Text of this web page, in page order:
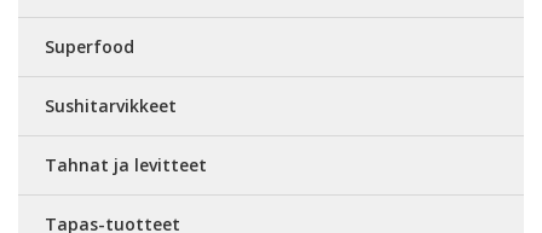
Superfood
Sushitarvikkeet
Tahnat ja levitteet
Tapas-tuotteet